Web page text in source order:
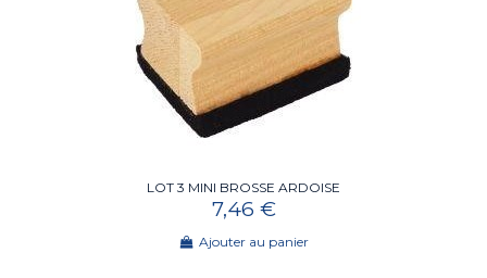
LOT 3 MINI BROSSE ARDOISE
7,46 €
Ajouter au panier